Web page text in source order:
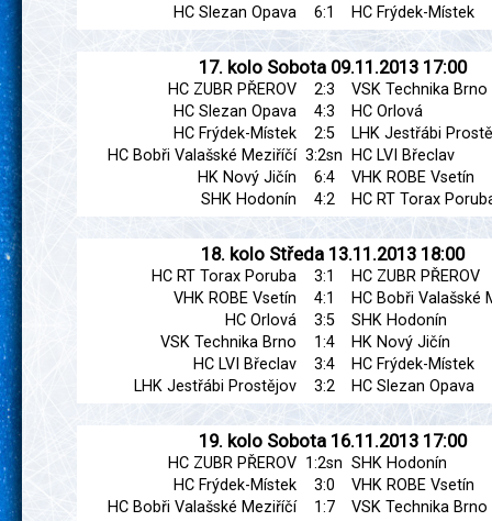
HC Slezan Opava
6:1 HC Frýdek-Místek
17. kolo Sobota 09.11.2013 17:00
HC ZUBR PŘEROV 2:3
VSK Technika Brno
HC Slezan Opava
4:3
HC Orlová
HC Frýdek-Místek
2:5
LHK Jestřábi
HC Bobři Valašské Meziříčí 3:2sn
HC LVI Břeclav
HK Nový Jičín
6:4
VHK ROBE Vsetín
SHK Hodonín
4:2 HC RT Torax
18. kolo Středa 13.11.2013 18:00
HC RT Torax Poruba 3:1
HC ZUBR PŘEROV
VHK ROBE Vsetín
4:1
HC Bobři Valašské
HC Orlová
3:5
SHK Hodonín
VSK Technika Brno
1:4
HK Nový Jičín
HC LVI Břeclav
3:4
HC Frýdek-Místek
LHK Jestřábi Prostějov
3:2 HC Slezan Opava
19. kolo Sobota 16.11.2013 17:00
HC ZUBR PŘEROV 1:2sn SHK Hodonín
HC Frýdek-Místek
3:0
VHK ROBE Vsetín
HC Bobři Valašské Meziříčí
1:7
VSK Technika Brno